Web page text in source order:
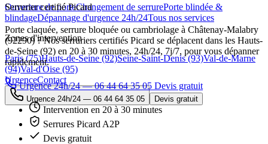
Ouverture de porteChangement de serrurePorte blindée &
blindageDépannage d'urgence 24h/24Tous nos services
Zones d'intervention
Paris (75)Hauts-de-Seine (92)Seine-Saint-Denis (93)Val-de-Marne
(94)Val-d'Oise (95)
UrgenceContact
Urgence 24h/24 — 06 44 64 35 05 Devis gratuit
Serrurier certifié Picard
Porte claquée, serrure bloquée ou cambriolage à Châtenay-Malabry
(92290) ? Nos serruriers certifiés Picard se déplacent dans les Hauts-
de-Seine (92) en 20 à 30 minutes, 24h/24, 7j/7, pour vous dépanner
rapidement.
Urgence 24h/24 — 06 44 64 35 05 Devis gratuit
Intervention en 20 à 30 minutes
Serrures Picard A2P
Devis gratuit